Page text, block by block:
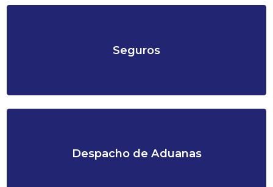
Seguros
Despacho de Aduanas